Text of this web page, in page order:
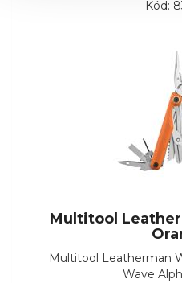
Kód:
Multitool
Multitool Leatherman
Wave